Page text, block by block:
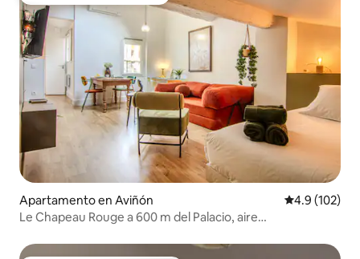
Apartamento en Aviñón Calificación
4.9 (102)
Le Chapeau Rouge a 600 m del Palacio, aire